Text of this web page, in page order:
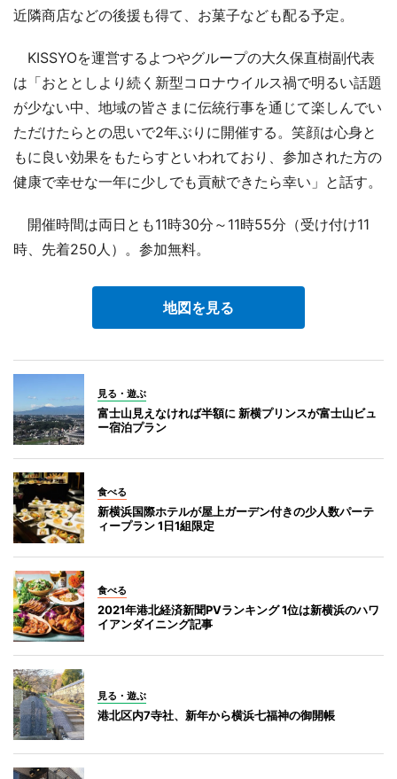
近隣商店などの後援も得て、お菓子なども配る予定。
KISSYOを運営するよつやグループの大久保直樹副代表
は「おととしより続く新型コロナウイルス禍で明るい話題
が少ない中、地域の皆さまに伝統行事を通じて楽しんでい
ただけたらとの思いで2年ぶりに開催する。笑顔は心身と
もに良い効果をもたらすといわれており、参加された方の
健康で幸せな一年に少しでも貢献できたら幸い」と話す。
開催時間は両日とも11時30分～11時55分（受け付け11
時、先着250人）。参加無料。
地図を見る
見る・遊ぶ
富士山見えなければ半額に 新横プリンスが富士山ビュ
ー宿泊プラン
食べる
新横浜国際ホテルが屋上ガーデン付きの少人数パーテ
ィープラン 1日1組限定
食べる
2021年港北経済新聞PVランキング 1位は新横浜のハワ
イアンダイニング記事
見る・遊ぶ
港北区内7寺社、新年から横浜七福神の御開帳